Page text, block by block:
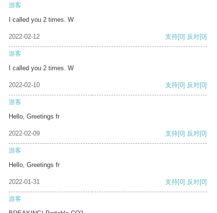
游客
I called you 2 times. W
2022-02-12 支持[0] 反对[0]
游客
I called you 2 times. W
2022-02-10 支持[0] 反对[0]
游客
Hello, Greetings fr
2022-02-09 支持[0] 反对[0]
游客
Hello, Greetings fr
2022-01-31 支持[0] 反对[0]
游客